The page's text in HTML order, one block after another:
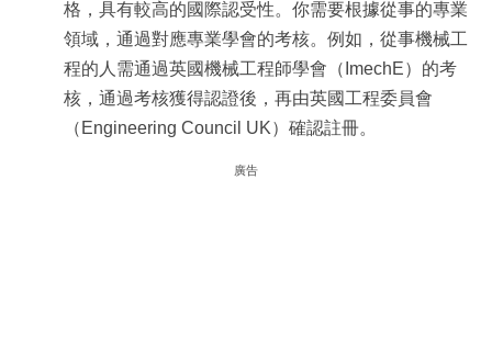
格，具有較高的國際認受性。你需要根據從事的專業
領域，通過對應專業學會的考核。例如，從事機械工
程的人需通過英國機械工程師學會（ImechE）的考
核，通過考核獲得認證後，再由英國工程委員會
（Engineering Council UK）確認註冊。
廣告